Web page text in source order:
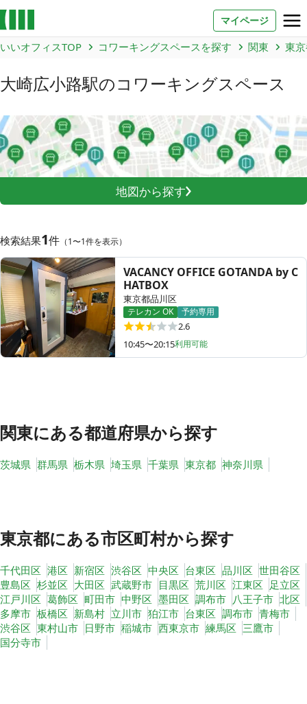
マイページ
よくあるご質問
法人での利用
いいオフィス（コワーキングスペース）
いい会議室（会議室専用スペース）
FCオーナー募集
コワーキング運営DXシステム
E Solution
いいオフィスTOP コワーキングスペースを探す 関東 東
大崎広小路駅のコワーキングスペース
地図から探す
検索結果1件 （1〜1件を表示）
VACANCY OFFICE GOTANDA by C
HATBOX
東京都品川区
テレカン OK 予約専用
2.6
10:45〜20:15利用可能
関東にある都道府県から探す
茨城県 群馬県 栃木県 埼玉県 千葉県 東京都 神奈川県
東京都にある市区町村から探す
千代田区 港区 新宿区 渋谷区 中央区 台東区 品川区 世田谷区
豊島区 杉並区 大田区 武蔵野市 目黒区 荒川区 江東区 足立区
江戸川区 葛飾区 町田市 中野区 墨田区 調布市 八王子市 北区
多摩市 板橋区 新島村 立川市 狛江市 台東区 調布市 青梅市
渋谷区 東村山市 日野市 稲城市 西東京市 練馬区 三鷹市
国分寺市